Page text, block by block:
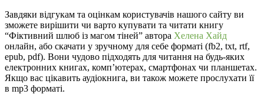
Завдяки відгукам та оцінкам користувачів нашого сайту ви
зможете вирішити чи варто купувати та читати книгу
“Фіктивний шлюб із магом тіней” автора Хелена Хайд
онлайн, або скачати у зручному для себе форматі (fb2, txt, rtf,
epub, pdf). Вони чудово підходять для читання на будь-яких
електронних книгах, комп’ютерах, смартфонах чи планшетах.
Якщо вас цікавить аудіокнига, ви також можете прослухати її
в mp3 форматі.